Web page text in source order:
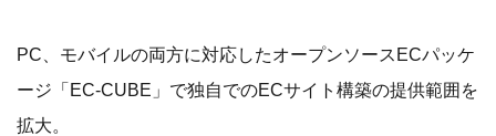
PC、モバイルの両方に対応したオープンソースECパッケ
ージ「EC-CUBE」で独自でのECサイト構築の提供範囲を
拡大。